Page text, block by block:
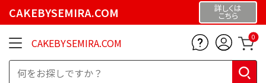
CAKEBYSEMIRA.COM 詳しくは
こちら
CAKEBYSEMIRA.COM 0